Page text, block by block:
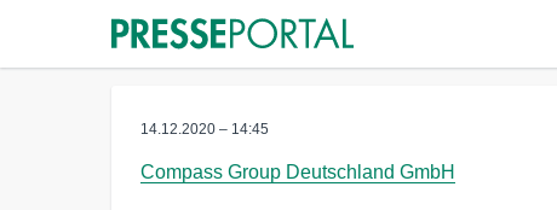
14.12.2020 – 14:45
Compass Group Deutschland GmbH